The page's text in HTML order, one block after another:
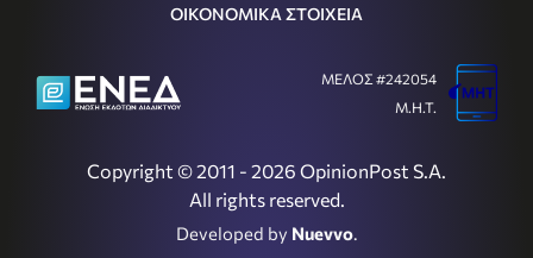
ΟΙΚΟΝΟΜΙΚΑ ΣΤΟΙΧΕΙΑ
Copyright © 2011 - 2026 OpinionPost S.A.
All rights reserved.
Developed by Nuevvo.
ΜΕΛΟΣ #242054
Μ.Η.Τ.